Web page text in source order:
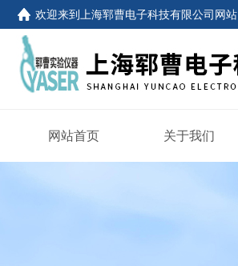
欢迎来到 上海郓曹电子科技有限公司网站
网站首页 关于我们